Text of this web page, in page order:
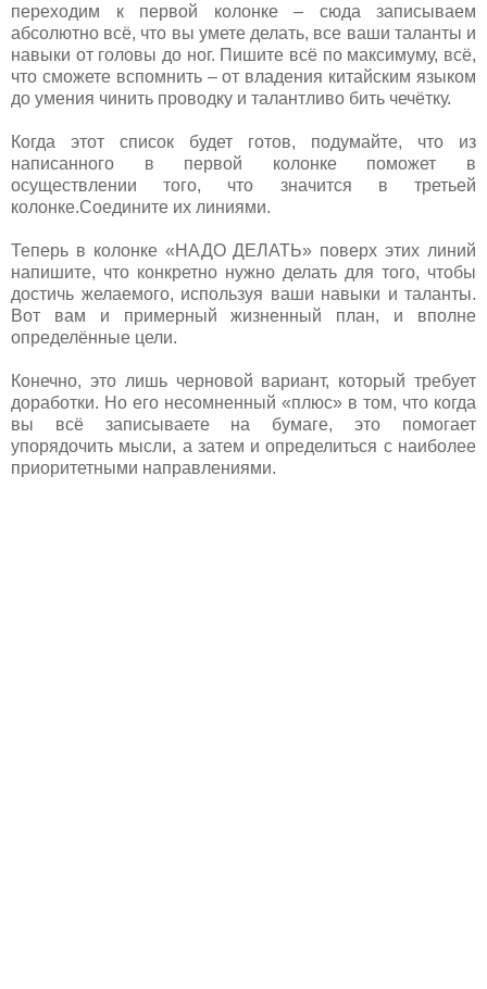
переходим к первой колонке – сюда записываем
абсолютно всё, что вы умете делать, все ваши таланты и
навыки от головы до ног. Пишите всё по максимуму, всё,
что сможете вспомнить – от владения китайским языком
до умения чинить проводку и талантливо бить чечётку.
Когда этот список будет готов, подумайте, что из
написанного в первой колонке поможет в
осуществлении того, что значится в третьей
колонке.Соедините их линиями.
Теперь в колонке «НАДО ДЕЛАТЬ» поверх этих линий
напишите, что конкретно нужно делать для того, чтобы
достичь желаемого, используя ваши навыки и таланты.
Вот вам и примерный жизненный план, и вполне
определённые цели.
Конечно, это лишь черновой вариант, который требует
доработки. Но его несомненный «плюс» в том, что когда
вы всё записываете на бумаге, это помогает
упорядочить мысли, а затем и определиться с наиболее
приоритетными направлениями.